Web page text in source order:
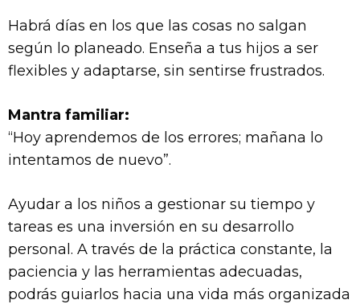
Habrá días en los que las cosas no salgan
según lo planeado. Enseña a tus hijos a ser
flexibles y adaptarse, sin sentirse frustrados.
Mantra familiar:
“Hoy aprendemos de los errores; mañana lo
intentamos de nuevo”.
Ayudar a los niños a gestionar su tiempo y
tareas es una inversión en su desarrollo
personal. A través de la práctica constante, la
paciencia y las herramientas adecuadas,
podrás guiarlos hacia una vida más organizada